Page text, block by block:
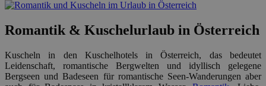
Romantik & Kuschelurlaub in Österreich
Kuscheln in den Kuschelhotels in Österreich, das bedeutet
Leidenschaft, romantische Bergwelten und idyllisch gelegene
Bergseen und Badeseen für romantische Seen-Wanderungen aber